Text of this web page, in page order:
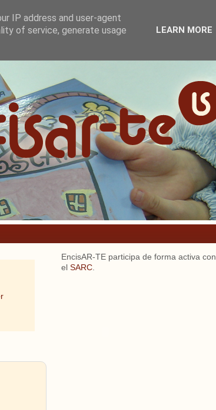
EncisAR-TE participa de forma activa con
el SARC
IP address and user-agent
of service, generate usage
LEARN MORE